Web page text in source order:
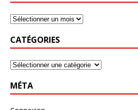
CATÉGORIES
MÉTA